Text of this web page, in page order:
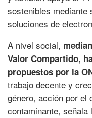
sostenibles mediante
soluciones de
A nivel social,
Valor Compartido,
propuestos por la
trabajo decente y
género, acción por el
contaminante, señala